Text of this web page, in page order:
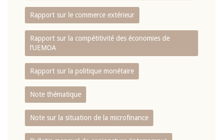
Rapport sur le commerce extérieur
Rapport sur la compétitivité des économies de
l‘UEMOA
Rapport sur la politique monétaire
Note thématique
Note sur la situation de la microfinance